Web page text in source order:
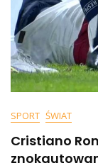
SPORT ŚWIAT
Cristiano